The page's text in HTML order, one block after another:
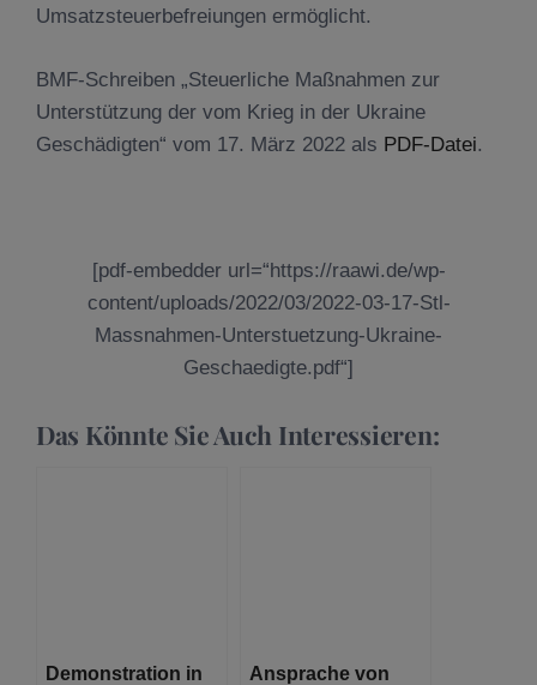
Umsatzsteuerbefreiungen ermöglicht.
BMF-Schreiben „Steuerliche Maßnahmen zur
Unterstützung der vom Krieg in der Ukraine
Geschädigten“ vom 17. März 2022 als PDF-Datei.
[pdf-embedder url=“https://raawi.de/wp-
content/uploads/2022/03/2022-03-17-Stl-
Massnahmen-Unterstuetzung-Ukraine-
Geschaedigte.pdf“]
Das Könnte Sie Auch Interessieren:
Demonstration in
Ansprache von